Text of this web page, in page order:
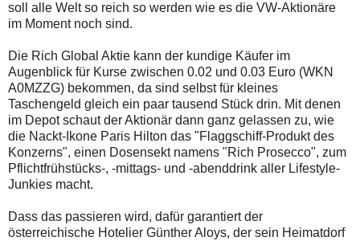
soll alle Welt so reich so werden wie es die VW-Aktionäre
im Moment noch sind.
Die Rich Global Aktie kann der kundige Käufer im
Augenblick für Kurse zwischen 0.02 und 0.03 Euro (WKN
A0MZZG) bekommen, da sind selbst für kleines
Taschengeld gleich ein paar tausend Stück drin. Mit denen
im Depot schaut der Aktionär dann ganz gelassen zu, wie
die Nackt-Ikone Paris Hilton das "Flaggschiff-Produkt des
Konzerns", einen Dosensekt namens "Rich Prosecco", zum
Pflichtfrühstücks-, -mittags- und -abenddrink aller Lifestyle-
Junkies macht.
Dass das passieren wird, dafür garantiert der
österreichische Hotelier Günther Aloys, der sein Heimatdorf